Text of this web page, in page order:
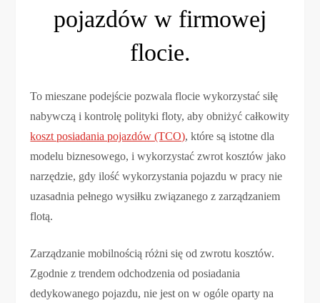
pojazdów w firmowej
flocie.
To mieszane podejście pozwala flocie wykorzystać siłę
nabywczą i kontrolę polityki floty, aby obniżyć całkowity
koszt posiadania pojazdów (TCO), które są istotne dla
modelu biznesowego, i wykorzystać zwrot kosztów jako
narzędzie, gdy ilość wykorzystania pojazdu w pracy nie
uzasadnia pełnego wysiłku związanego z zarządzaniem
flotą.
Zarządzanie mobilnością różni się od zwrotu kosztów.
Zgodnie z trendem odchodzenia od posiadania
dedykowanego pojazdu, nie jest on w ogóle oparty na